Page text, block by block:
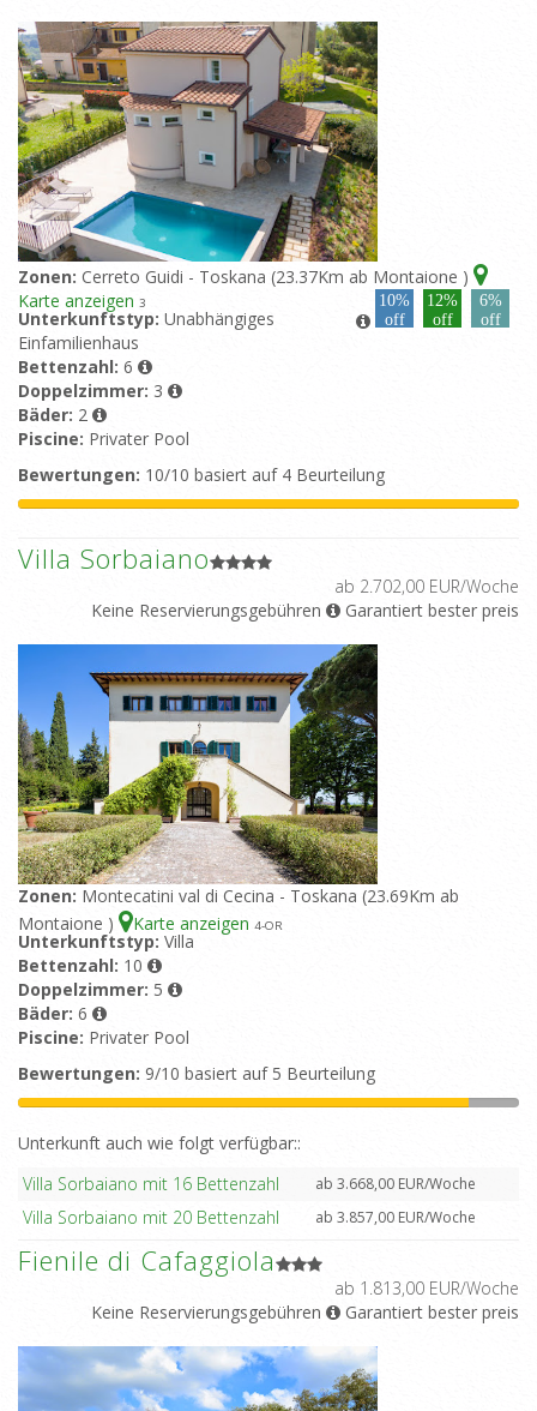
Zonen: Cerreto Guidi - Toskana (23.37Km ab Montaione )
Karte anzeigen 3
10%
off
12%
off
6%
off
Unterkunftstyp: Unabhängiges
Einfamilienhaus
Bettenzahl: 6
Doppelzimmer: 3
Bäder: 2
Piscine: Privater Pool
Bewertungen: 10/10 basiert auf 4 Beurteilung
Villa Sorbaiano
ab 2.702,00 EUR/Woche
Keine Reservierungsgebühren
Garantiert bester preis
Zonen: Montecatini val di Cecina - Toskana (23.69Km ab
Montaione )
Karte anzeigen 4-OR
Unterkunftstyp: Villa
Bettenzahl: 10
Doppelzimmer: 5
Bäder: 6
Piscine: Privater Pool
Bewertungen: 9/10 basiert auf 5 Beurteilung
Unterkunft auch wie folgt verfügbar::
Villa Sorbaiano mit 16 Bettenzahl
ab 3.668,00 EUR/Woche
Villa Sorbaiano mit 20 Bettenzahl ab 3.857,00 EUR/Woche
Fienile di Cafaggiola
ab 1.813,00 EUR/Woche
Keine Reservierungsgebühren
Garantiert bester preis